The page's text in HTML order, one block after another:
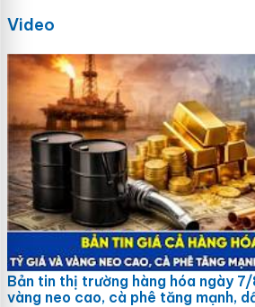
Video
Bản tin thị trường hàng hóa ngày
vàng neo cao, cà phê tăng mạnh,